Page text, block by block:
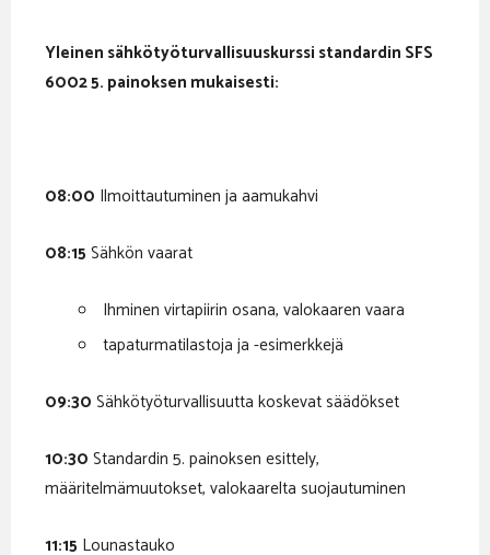
Yleinen sähkötyöturvallisuuskurssi standardin SFS
6002 5. painoksen mukaisesti:
08:00 Ilmoittautuminen ja aamukahvi
08:15 Sähkön vaarat
Ihminen virtapiirin osana, valokaaren vaara
tapaturmatilastoja ja -esimerkkejä
09:30 Sähkötyöturvallisuutta koskevat säädökset
10:30 Standardin 5. painoksen esittely,
määritelmämuutokset, valokaarelta suojautuminen
11:15 Lounastauko